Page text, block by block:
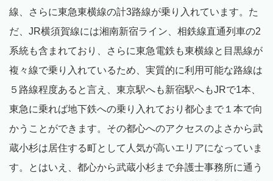
線、さらに東急東横線の計3路線が乗り入れています。た
だ、JR横須賀線には湘南新宿ライン、相鉄線直通列車の2
系統も含まれており、さらに東急電鉄も東横線と目黒線が
複々線で乗り入れているため、実質的に利用可能な路線は
５路線程度あると言え、東京駅へも新宿駅へもJRで1本、
東急に乗れば地下鉄への乗り入れており都心まで１本で向
かうことができます。その都心へのアクセスのよさから武
蔵小杉は居住する町として人気が高いエリアになっていま
す。とはいえ、都心から武蔵小杉まで弁護士事務所に通う